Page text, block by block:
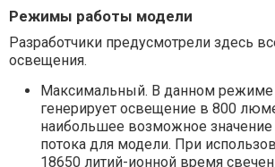
Режимы работы модели
Разработчики предусмотрели здесь
освещения.
Максимальный. В данном режиме
генерирует освещение в 800
наибольшее возможное значение
потока для модели. При
18650 литий-ионной время